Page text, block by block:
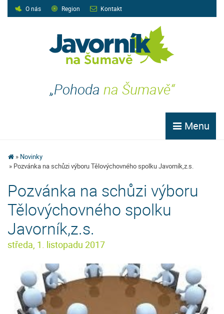
O nás Region Kontakt
„Pohoda na Šumavě“
Menu
Novinky
Pozvánka na schůzi výboru Tělovýchovného spolku Javorník,z.s.
Pozvánka na schůzi výboru
Tělovýchovného spolku
Javorník,z.s.
středa, 1. listopadu 2017